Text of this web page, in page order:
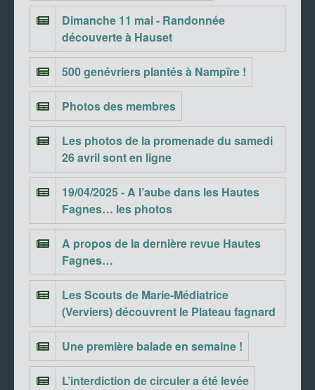
Dimanche 11 mai - Randonnée
découverte à Hauset
500 genévriers plantés à Nampîre !
Photos des membres
Les photos de la promenade du samedi
26 avril sont en ligne
19/04/2025 - A l’aube dans les Hautes
Fagnes… les photos
A propos de la dernière revue Hautes
Fagnes…
Les Scouts de Marie-Médiatrice
(Verviers) découvrent le Plateau fagnard
Une première balade en semaine !
L’interdiction de circuler a été levée